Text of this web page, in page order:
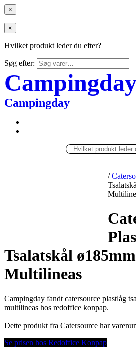
×
×
Hvilket produkt leder du efter?
Søg efter:
Campingday
/
Tsalatskål
Multilineas
Campingday fandt catersource plastlåg
multilineas hos redoffice konpap.
Dette produkt fra Catersource har
Se prisen hos Redoffice Konpap